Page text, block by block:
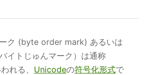
ク (byte order mark) あるいは
イトじゅんマーク）は通称
れる、 Unicodeの符号化形式で